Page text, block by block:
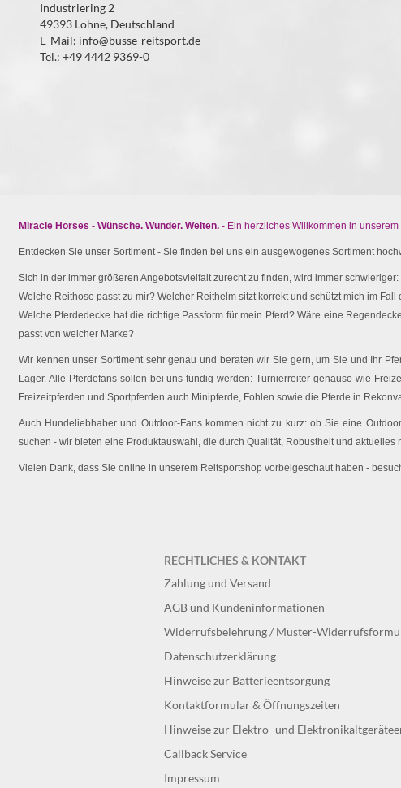
Industriering 2
49393 Lohne, Deutschland
E-Mail: info@busse-reitsport.de
Tel.: +49 4442 9369-0
Miracle Horses - Wünsche. Wunder. Welten. - Ein herzliches Willkommen in
Entdecken Sie unser Sortiment - Sie finden bei uns ein ausgewogenes Sortiment
Sich in der immer größeren Angebotsvielfalt zurecht zu finden, wird immer schwieriger:
Welche Reithose passt zu mir? Welcher Reithelm sitzt korrekt und schützt mich im Fall
Welche Pferdedecke hat die richtige Passform für mein Pferd? Wäre eine
passt von welcher Marke?
Wir kennen unser Sortiment sehr genau und beraten wir Sie gern, um Sie und Ihr
Lager. Alle Pferdefans sollen bei uns fündig werden: Turnierreiter genauso wie
Freizeitpferden und Sportpferden auch Minipferde, Fohlen sowie die Pferde in
Auch Hundeliebhaber und Outdoor-Fans kommen nicht zu kurz: ob Sie eine
suchen - wir bieten eine Produktauswahl, die durch Qualität, Robustheit und
Vielen Dank, dass Sie online in unserem Reitsportshop vorbeigeschaut haben -
RECHTLICHES & KONTAKT
Zahlung und Versand
AGB und Kundeninformationen
Widerrufsbelehrung / Muster-
Datenschutzerklärung
Hinweise zur Batterieentsorgung
Kontaktformular & Öffnungszeiten
Hinweise zur Elektro- und
Callback Service
Impressum